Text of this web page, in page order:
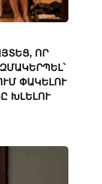
ՈՐ
ՓԱԿԵԼՈՒ
ԽԼԵԼՈՒ